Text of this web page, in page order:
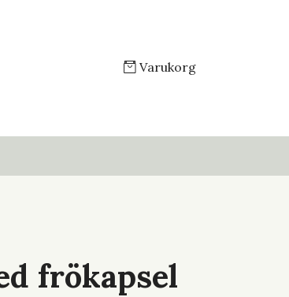
Varukorg
frökapsel